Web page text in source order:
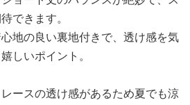
できます。
地の良い裏地付きで、透け感を気
しいポイント。
ースの透け感があるため夏でも涼